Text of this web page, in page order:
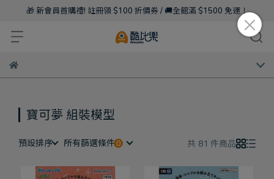
🎁 新會員首購禮! 註冊領 $100 折價券 / 🚚全館滿 $1500 免運！
寶可夢 組裝模型
預設排序 所有篩選條件 共 81 件商品